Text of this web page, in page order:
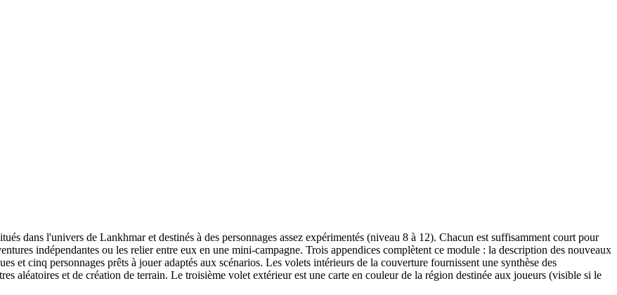
dans l'univers de Lankhmar et destinés à des personnages assez expérimentés (niveau 8 à 12). Chacun est suffisamment court pour
indépendantes ou les relier entre eux en une mini-campagne. Trois appendices complètent ce module : la description des nouveaux
et cinq personnages prêts à jouer adaptés aux scénarios. Les volets intérieurs de la couverture fournissent une synthèse des
aléatoires et de création de terrain. Le troisième volet extérieur est une carte en couleur de la région destinée aux joueurs (visible si le